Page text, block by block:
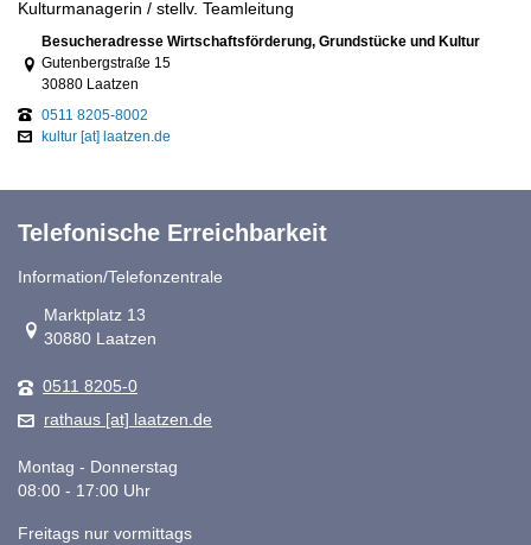
Kulturmanagerin / stellv. Teamleitung
Link zur Google-Maps Navigation
Besucheradresse Wirtschaftsförderung, Grundstücke und Kultur
Gutenbergstraße 15
30880 Laatzen
0511 8205-8002
kultur [at] laatzen.de
Telefonische Erreichbarkeit
Information/Telefonzentrale
Link zur Google-Maps Navigation
Marktplatz 13
30880 Laatzen
0511 8205-0
rathaus [at] laatzen.de
Montag - Donnerstag
08:00 - 17:00 Uhr
Freitags nur vormittags